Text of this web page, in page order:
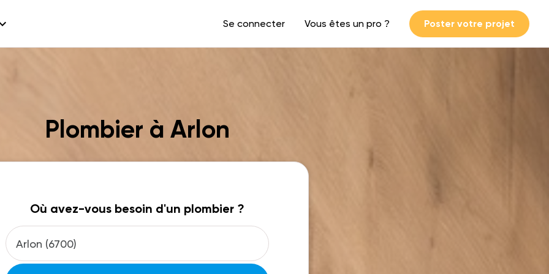
Se connecter Vous êtes un pro ? Poster votre projet
Plombier à Arlon
Où avez-vous besoin d'un plombier ?